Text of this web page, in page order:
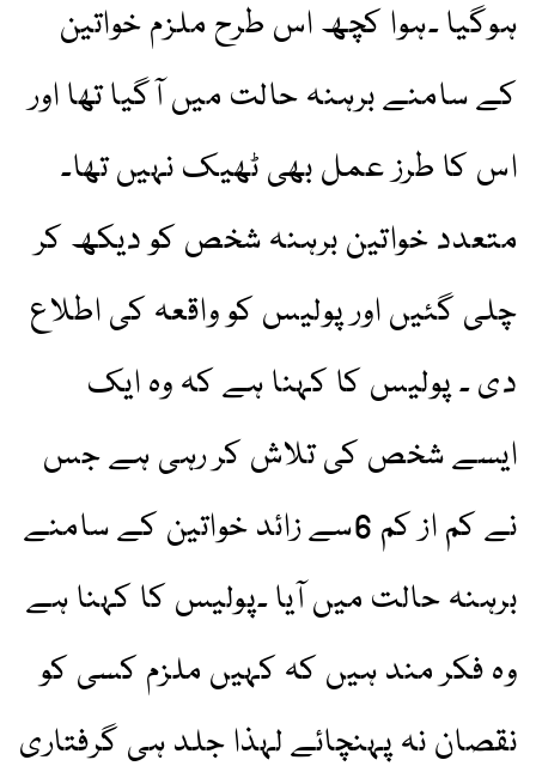
ہوگیا ۔ہوا کچھ اس طرح ملزم خواتین
کے سامنے برہنہ حالت میں آگیا تھا اور
اس کا طرز عمل بھی ٹھیک نہیں تھا۔
متعدد خواتین برہنہ شخص کو دیکھ کر
چلی گئیں اور پولیس کو واقعہ کی اطلاع
دی ۔ پولیس کا کہنا ہے کہ وہ ایک
ایسے شخص کی تلاش کر رہی ہے جس
نے کم از کم 6سے زائد خواتین کے سامنے
برہنہ حالت میں آیا ۔پولیس کا کہنا ہے
وہ فکر مند ہیں کہ کہیں ملزم کسی کو
نقصان نہ پہنچائے لہذا جلد ہی گرفتاری